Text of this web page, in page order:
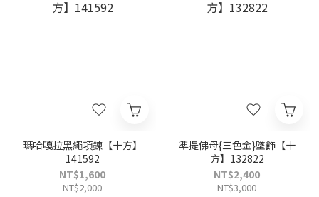
瑪哈嘎拉黑繩項鍊【十方】
141592
NT$1,600
NT$2,000
準提佛母{三色金}墜飾【十
方】132822
NT$2,400
NT$3,000